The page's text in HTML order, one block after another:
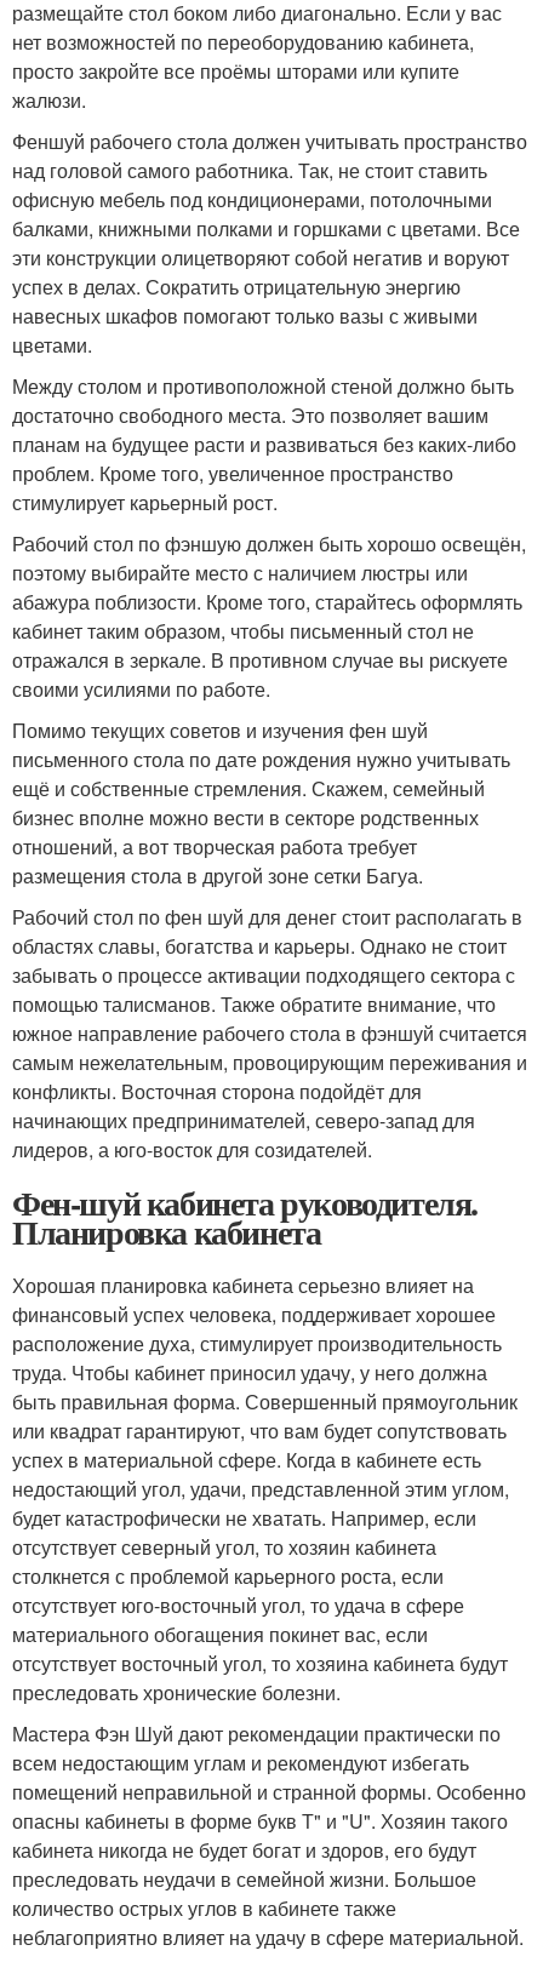
размещайте стол боком либо диагонально. Если у вас
нет возможностей по переоборудованию кабинета,
просто закройте все проёмы шторами или купите
жалюзи.
Феншуй рабочего стола должен учитывать пространство
над головой самого работника. Так, не стоит ставить
офисную мебель под кондиционерами, потолочными
балками, книжными полками и горшками с цветами. Все
эти конструкции олицетворяют собой негатив и воруют
успех в делах. Сократить отрицательную энергию
навесных шкафов помогают только вазы с живыми
цветами.
Между столом и противоположной стеной должно быть
достаточно свободного места. Это позволяет вашим
планам на будущее расти и развиваться без каких-либо
проблем. Кроме того, увеличенное пространство
стимулирует карьерный рост.
Рабочий стол по фэншую должен быть хорошо освещён,
поэтому выбирайте место с наличием люстры или
абажура поблизости. Кроме того, старайтесь оформлять
кабинет таким образом, чтобы письменный стол не
отражался в зеркале. В противном случае вы рискуете
своими усилиями по работе.
Помимо текущих советов и изучения фен шуй
письменного стола по дате рождения нужно учитывать
ещё и собственные стремления. Скажем, семейный
бизнес вполне можно вести в секторе родственных
отношений, а вот творческая работа требует
размещения стола в другой зоне сетки Багуа.
Рабочий стол по фен шуй для денег стоит располагать в
областях славы, богатства и карьеры. Однако не стоит
забывать о процессе активации подходящего сектора с
помощью талисманов. Также обратите внимание, что
южное направление рабочего стола в фэншуй считается
самым нежелательным, провоцирующим переживания и
конфликты. Восточная сторона подойдёт для
начинающих предпринимателей, северо-запад для
лидеров, а юго-восток для созидателей.
Фен-шуй кабинета руководителя.
Планировка кабинета
Хорошая планировка кабинета серьезно влияет на
финансовый успех человека, поддерживает хорошее
расположение духа, стимулирует производительность
труда. Чтобы кабинет приносил удачу, у него должна
быть правильная форма. Совершенный прямоугольник
или квадрат гарантируют, что вам будет сопутствовать
успех в материальной сфере. Когда в кабинете есть
недостающий угол, удачи, представленной этим углом,
будет катастрофически не хватать. Например, если
отсутствует северный угол, то хозяин кабинета
столкнется с проблемой карьерного роста, если
отсутствует юго-восточный угол, то удача в сфере
материального обогащения покинет вас, если
отсутствует восточный угол, то хозяина кабинета будут
преследовать хронические болезни.
Мастера Фэн Шуй дают рекомендации практически по
всем недостающим углам и рекомендуют избегать
помещений неправильной и странной формы. Особенно
опасны кабинеты в форме букв Т" и "U". Хозяин такого
кабинета никогда не будет богат и здоров, его будут
преследовать неудачи в семейной жизни. Большое
количество острых углов в кабинете также
неблагоприятно влияет на удачу в сфере материальной.